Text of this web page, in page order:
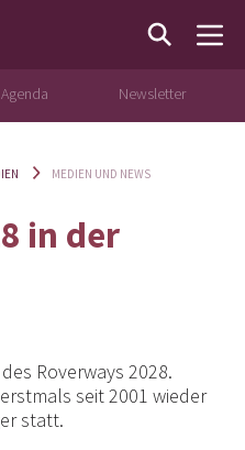
Agenda Newsletter
MEDIEN UND NEWS
in der
Roverways 2028.
seit 2001 wieder
statt.